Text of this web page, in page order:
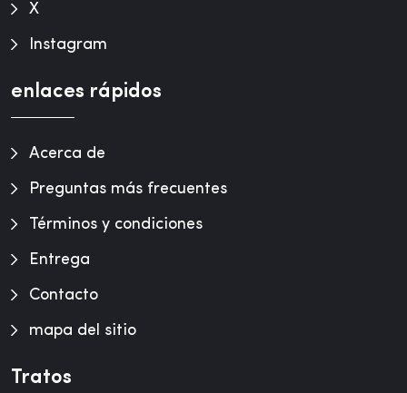
X
Instagram
enlaces rápidos
Acerca de
Preguntas más frecuentes
Términos y condiciones
Entrega
Contacto
mapa del sitio
Tratos